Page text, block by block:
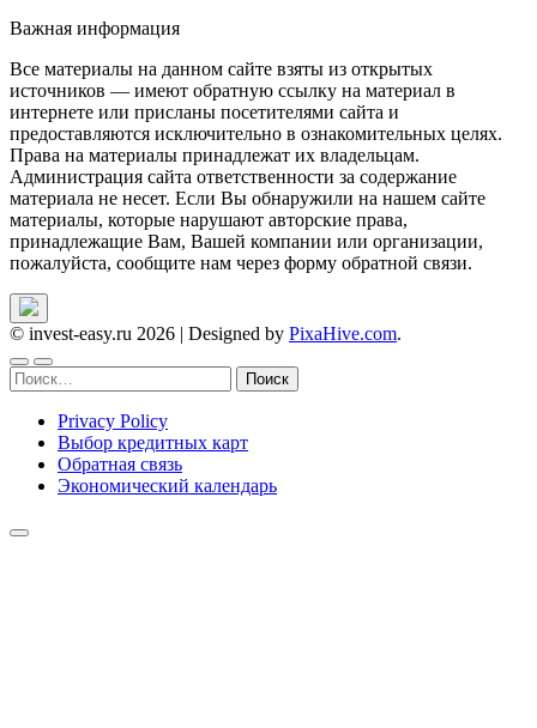
Важная информация
Все материалы на данном сайте взяты из открытых
источников — имеют обратную ссылку на материал в
интернете или присланы посетителями сайта и
предоставляются исключительно в ознакомительных целях.
Права на материалы принадлежат их владельцам.
Администрация сайта ответственности за содержание
материала не несет. Если Вы обнаружили на нашем сайте
материалы, которые нарушают авторские права,
принадлежащие Вам, Вашей компании или организации,
пожалуйста, сообщите нам через форму обратной связи.
© invest-easy.ru 2026 | Designed by PixaHive.com.
Найти:
Privacy Policy
Выбор кредитных карт
Обратная связь
Экономический календарь